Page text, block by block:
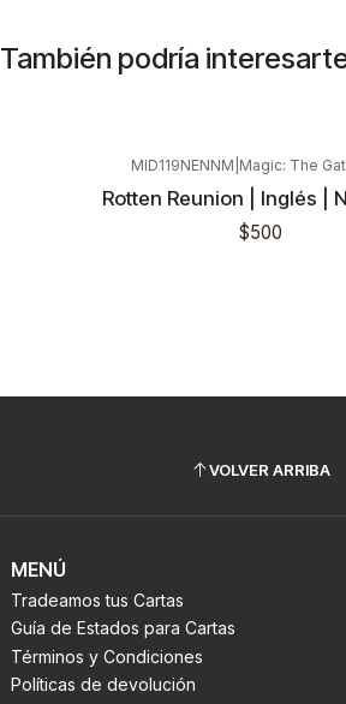
También podría
MID119NENNM Magic: The
Rotten Reunion | Inglés |
$500
VOLVER ARRIBA
MENÚ
Tradeamos tus Cartas
Guía de Estados para Cartas
Términos y Condiciones
Políticas de devolución